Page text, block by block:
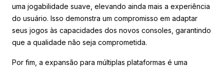
uma jogabilidade suave, elevando ainda mais a experiência
do usuário. Isso demonstra um compromisso em adaptar
seus jogos às capacidades dos novos consoles, garantindo
que a qualidade não seja comprometida.
Por fim, a expansão para múltiplas plataformas é uma